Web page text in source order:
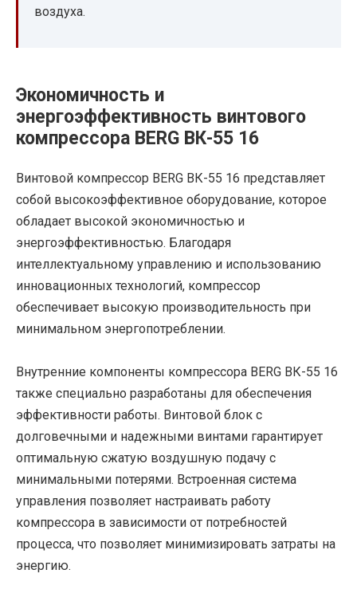
воздуха.
Экономичность и
энергоэффективность винтового
компрессора BERG ВК-55 16
Винтовой компрессор BERG ВК-55 16 представляет
собой высокоэффективное оборудование, которое
обладает высокой экономичностью и
энергоэффективностью. Благодаря
интеллектуальному управлению и использованию
инновационных технологий, компрессор
обеспечивает высокую производительность при
минимальном энергопотреблении.
Внутренние компоненты компрессора BERG ВК-55 16
также специально разработаны для обеспечения
эффективности работы. Винтовой блок с
долговечными и надежными винтами гарантирует
оптимальную сжатую воздушную подачу с
минимальными потерями. Встроенная система
управления позволяет настраивать работу
компрессора в зависимости от потребностей
процесса, что позволяет минимизировать затраты на
энергию.